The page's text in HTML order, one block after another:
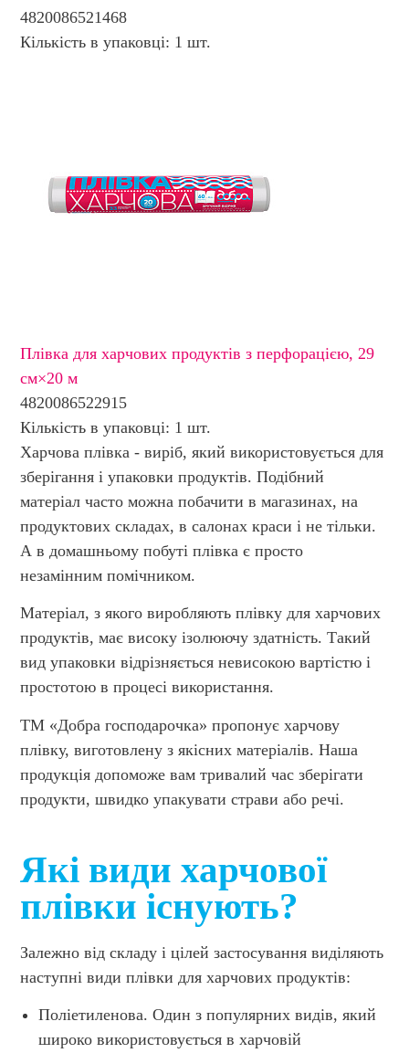
4820086521468
Кількість в упаковці: 1 шт.
Плівка для харчових продуктів з перфорацією, 29
см×20 м
4820086522915
Кількість в упаковці: 1 шт.
Харчова плівка - виріб, який використовується для
зберігання і упаковки продуктів. Подібний
матеріал часто можна побачити в магазинах, на
продуктових складах, в салонах краси і не тільки.
А в домашньому побуті плівка є просто
незамінним помічником.
Матеріал, з якого виробляють плівку для харчових
продуктів, має високу ізолюючу здатність. Такий
вид упаковки відрізняється невисокою вартістю і
простотою в процесі використання.
ТМ «Добра господарочка» пропонує харчову
плівку, виготовлену з якісних матеріалів. Наша
продукція допоможе вам тривалий час зберігати
продукти, швидко упакувати страви або речі.
Які види харчової
плівки існують?
Залежно від складу і цілей застосування виділяють
наступні види плівки для харчових продуктів:
Поліетиленова. Один з популярних видів, який
широко використовується в харчовій